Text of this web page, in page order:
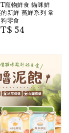
寵物鮮食 貓咪鮮
新鮮 蒸鮮系列 常
零食
54